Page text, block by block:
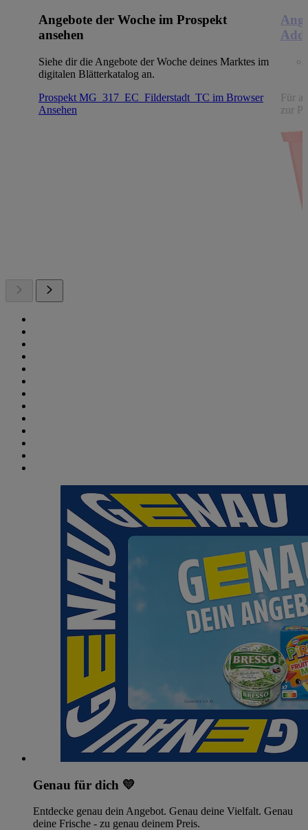
Angebote der Woche im Prospekt
ansehen
Siehe dir die Angebote der Woche deines Marktes im
digitalen Blätterkatalog an.
Prospekt MG_317_EC_Filderstadt_TC im Browser
Ansehen
Für
zur
Genau für dich 💛
Entdecke genau dein Angebot. Genau deine Vielfalt. Genau
deine Frische - zu genau deinem Preis.